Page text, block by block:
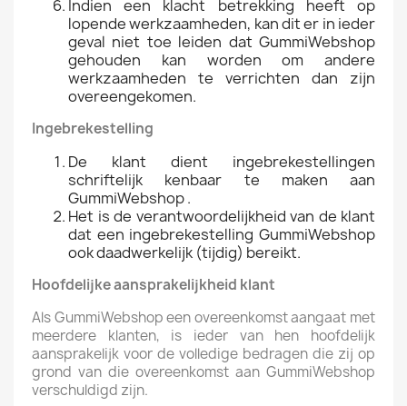
Indien een klacht betrekking heeft op
lopende werkzaamheden, kan dit er in ieder
geval niet toe leiden dat GummiWebshop
gehouden kan worden om andere
werkzaamheden te verrichten dan zijn
overeengekomen.
Ingebrekestelling
De klant dient ingebrekestellingen
schriftelijk kenbaar te maken aan
GummiWebshop .
Het is de verantwoordelijkheid van de klant
dat een ingebrekestelling GummiWebshop
ook daadwerkelijk (tijdig) bereikt.
Hoofdelijke aansprakelijkheid klant
Als GummiWebshop een overeenkomst aangaat met
meerdere klanten, is ieder van hen hoofdelijk
aansprakelijk voor de volledige bedragen die zij op
grond van die overeenkomst aan GummiWebshop
verschuldigd zijn.